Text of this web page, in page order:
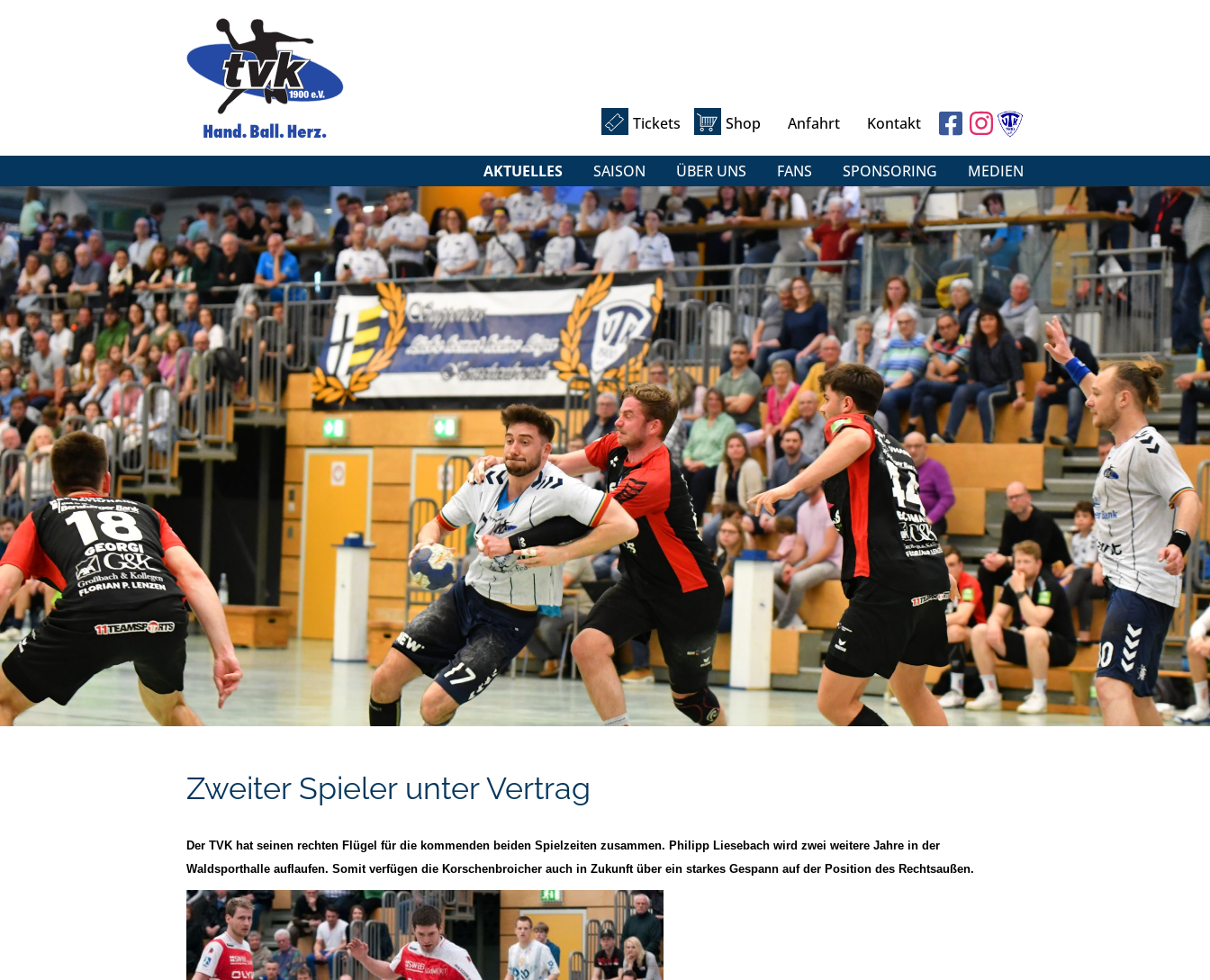
Kontakt
Anfahrt
Shop
Tickets
AKTUELLES SAISON ÜBER UNS FANS SPONSORING MEDIEN
Zweiter Spieler unter Vertrag
Der TVK hat seinen rechten Flügel für die kommenden beiden Spielzeiten zusammen. Philipp Liesebach wird zwei weitere Jahre in der
Waldsporthalle auflaufen. Somit verfügen die Korschenbroicher auch in Zukunft über ein starkes Gespann auf der Position des Rechtsaußen.